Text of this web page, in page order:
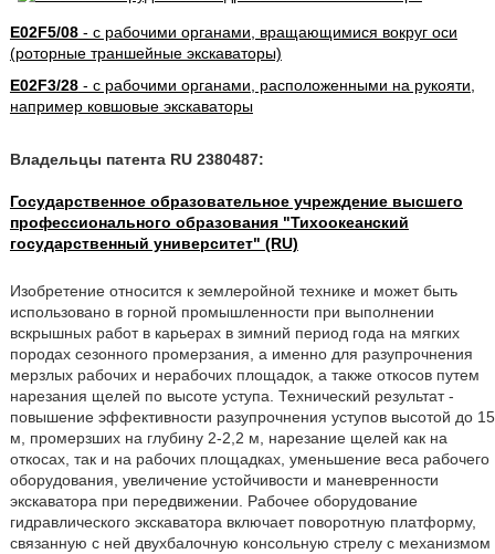
E02F5/08- с рабочими органами, вращающимися вокруг оси
(роторные траншейные экскаваторы)
E02F3/28- с рабочими органами, расположенными на рукояти,
например ковшовые экскаваторы
Владельцы патента RU 2380487:
Государственное образовательное учреждение высшего
профессионального образования "Тихоокеанский
государственный университет" (RU)
Изобретение относится к землеройной технике и может быть
использовано в горной промышленности при выполнении
вскрышных работ в карьерах в зимний период года на мягких
породах сезонного промерзания, а именно для разупрочнения
мерзлых рабочих и нерабочих площадок, а также откосов путем
нарезания щелей по высоте уступа. Технический результат -
повышение эффективности разупрочнения уступов высотой до 15
м, промерзших на глубину 2-2,2 м, нарезание щелей как на
откосах, так и на рабочих площадках, уменьшение веса рабочего
оборудования, увеличение устойчивости и маневренности
экскаватора при передвижении. Рабочее оборудование
гидравлического экскаватора включает поворотную платформу,
связанную с ней двухбалочную консольную стрелу с механизмом